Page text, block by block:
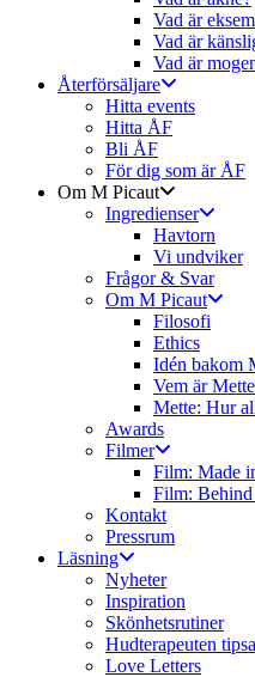
Vad är
Vad är
Vad är
Återförsäljare
Hitta events
Hitta ÅF
Bli ÅF
För dig som är ÅF
Om M Picaut
Ingredienser
Havtorn
Vi undviker
Frågor & Svar
Om M Picaut
Filosofi
Ethics
Idén bakom
Vem är
Mette: Hur
Awards
Filmer
Film: Made
Film: Behind
Kontakt
Pressrum
Läsning
Nyheter
Inspiration
Skönhetsrutiner
Hudterapeuten
Love Letters